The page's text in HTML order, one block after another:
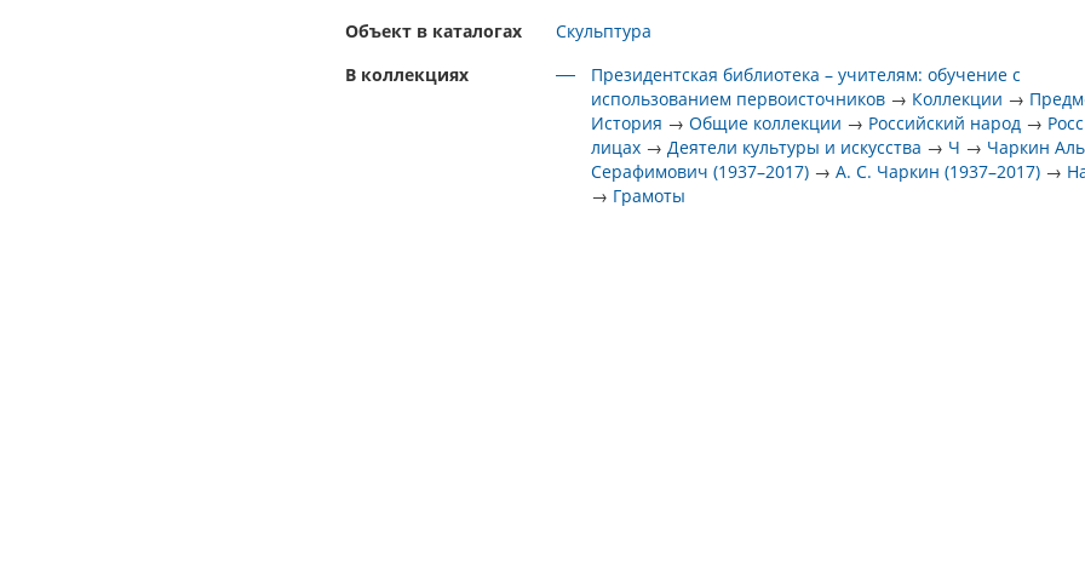
Объект в каталогах
Скульптура
В коллекциях
Президентская библиотека – учителям: обучение с
использованием первоисточников → Коллекции →
История →Общие коллекции → Российский народ →
лицах →Деятели культуры и искусства → Ч → Чаркин
Серафимович (1937–2017) →А. С. Чаркин (1937–2017) →
→ Грамоты